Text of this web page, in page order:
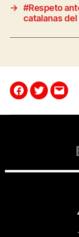
→ #Respeto
catalanas del